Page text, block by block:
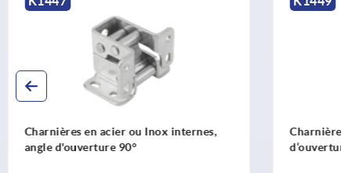
Charnières en acier ou Inox internes,
angle d'ouverture 90°